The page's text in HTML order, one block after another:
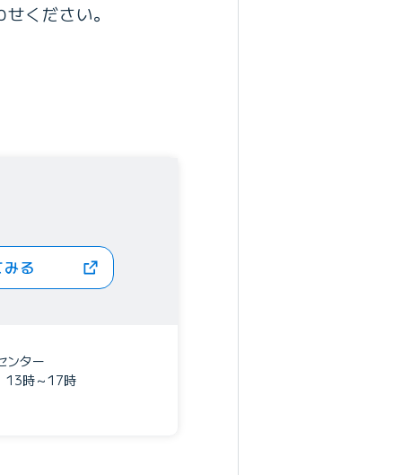
ください。
る
ンター
13時～17時